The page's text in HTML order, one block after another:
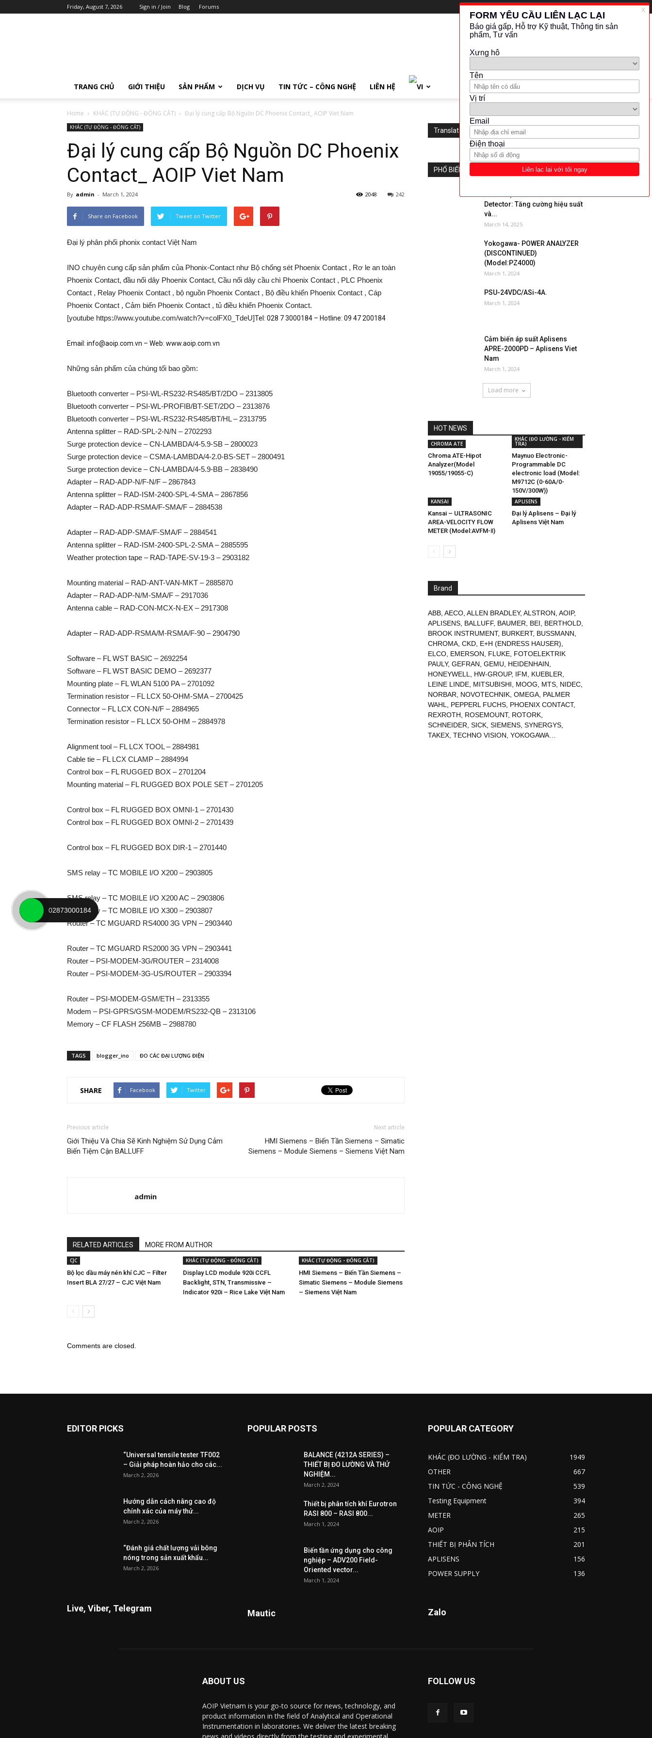
Friday, August 7, 2026 Sign in / Join Blog Forums
TRANG CHỦ GIỚI THIỆU SẢN PHẨM DỊCH VỤ TIN TỨC – CÔNG NGHỆ LIÊN HỆ
Home KHÁC (TỰ ĐỘNG - ĐÓNG CẮT) Đại lý cung cấp Bộ Nguồn DC Phoenix Contact_ AOIP Viet Nam
KHÁC (TỰ ĐỘNG - ĐÓNG CẮT)
Đại lý cung cấp Bộ Nguồn DC Phoenix
Contact_ AOIP Viet Nam
By admin - March 1, 2024 242
2048
Share on Facebook Tweet on Twitter
Đại lý phân phối phonix contact Việt Nam
INO chuyên cung cấp sản phẩm của Phonix-Contact như Bộ chống sét Phoenix Contact , Rơ le an toàn
Phoenix Contact, đầu nối dây Phoenix Contact, Cầu nối dây cầu chì Phoenix Contact , PLC Phoenix
Contact , Relay Phoenix Contact , bộ nguồn Phoenix Contact , Bộ điều khiển Phoenix Contact , Cáp
Phoenix Contact , Cảm biến Phoenix Contact , tủ điều khiển Phoenix Contact.
[youtube https://www.youtube.com/watch?v=colFX0_TdeU]Tel: 028 7 3000184 – Hotline: 09 47 200184
Email: info@aoip.com.vn – Web: www.aoip.com.vn
Những sản phẩm của chúng tối bao gồm:
Bluetooth converter – PSI-WL-RS232-RS485/BT/2DO – 2313805
Bluetooth converter – PSI-WL-PROFIB/BT-SET/2DO – 2313876
Bluetooth converter – PSI-WL-RS232-RS485/BT/HL – 2313795
Antenna splitter – RAD-SPL-2-N/N – 2702293
Surge protection device – CN-LAMBDA/4-5.9-SB – 2800023
Surge protection device – CSMA-LAMBDA/4-2.0-BS-SET – 2800491
Surge protection device – CN-LAMBDA/4-5.9-BB – 2838490
Adapter – RAD-ADP-N/F-N/F – 2867843
Antenna splitter – RAD-ISM-2400-SPL-4-SMA – 2867856
Adapter – RAD-ADP-RSMA/F-SMA/F – 2884538
Adapter – RAD-ADP-SMA/F-SMA/F – 2884541
Antenna splitter – RAD-ISM-2400-SPL-2-SMA – 2885595
Weather protection tape – RAD-TAPE-SV-19-3 – 2903182
Mounting material – RAD-ANT-VAN-MKT – 2885870
Adapter – RAD-ADP-N/M-SMA/F – 2917036
Antenna cable – RAD-CON-MCX-N-EX – 2917308
Adapter – RAD-ADP-RSMA/M-RSMA/F-90 – 2904790
Software – FL WST BASIC – 2692254
Software – FL WST BASIC DEMO – 2692377
Mounting plate – FL WLAN 5100 PA – 2701092
Termination resistor – FL LCX 50-OHM-SMA – 2700425
Connector – FL LCX CON-N/F – 2884965
Termination resistor – FL LCX 50-OHM – 2884978
Alignment tool – FL LCX TOOL – 2884981
Cable tie – FL LCX CLAMP – 2884994
Control box – FL RUGGED BOX – 2701204
Mounting material – FL RUGGED BOX POLE SET – 2701205
Control box – FL RUGGED BOX OMNI-1 – 2701430
Control box – FL RUGGED BOX OMNI-2 – 2701439
Control box – FL RUGGED BOX DIR-1 – 2701440
SMS relay – TC MOBILE I/O X200 – 2903805
SMS relay – TC MOBILE I/O X200 AC – 2903806
SMS relay – TC MOBILE I/O X300 – 2903807
Router – TC MGUARD RS4000 3G VPN – 2903440
Router – TC MGUARD RS2000 3G VPN – 2903441
Router – PSI-MODEM-3G/ROUTER – 2314008
Router – PSI-MODEM-3G-US/ROUTER – 2903394
Router – PSI-MODEM-GSM/ETH – 2313355
Modem – PSI-GPRS/GSM-MODEM/RS232-QB – 2313106
Memory – CF FLASH 256MB – 2988780
TAGS blogger_ino ĐO CÁC ĐẠI LƯỢNG ĐIỆN
SHARE Facebook Twitter
Previous article
Giới Thiệu Và Chia Sẽ Kinh Nghiệm Sử Dụng Cảm
Biến Tiệm Cận BALLUFF
Next article
HMI Siemens – Biến Tần Siemens – Simatic
Siemens – Module Siemens – Siemens Việt Nam
admin
RELATED ARTICLES MORE FROM AUTHOR
CJC
Bộ lọc dầu máy nén khí CJC – Filter
Insert BLA 27/27 – CJC Việt Nam
KHÁC (TỰ ĐỘNG - ĐÓNG CẮT)
Display LCD module 920i CCFL
Backlight, STN, Transmissive –
Indicator 920i – Rice Lake Việt Nam
KHÁC (TỰ ĐỘNG - ĐÓNG CẮT)
HMI Siemens – Biến Tần Siemens –
Simatic Siemens – Module Siemens
– Siemens Việt Nam
Comments are closed.
Translate this website
PHỔ BIẾN
Detector: Tăng cường hiệu suất
và...
March 14, 2025
Yokogawa- POWER ANALYZER
(DISCONTINUED)
(Model:PZ4000)
March 1, 2024
PSU-24VDC/ASi-4A.
March 1, 2024
Cảm biến áp suất Aplisens
APRE-2000PD – Aplisens Viet
Nam
March 1, 2024
Load more
HOT NEWS
CHROMA ATE
Chroma ATE-Hipot
Analyzer(Model
19055/19055-C)
KHÁC (ĐO LƯỜNG - KIỂM
TRA)
Maynuo Electronic-
Programmable DC
electronic load (Model:
M9712C (0-60A/0-
150V/300W))
KANSAI
Kansai – ULTRASONIC
AREA-VELOCITY FLOW
METER (Model:AVFM-Ⅱ)
APLISENS
Đại lý Aplisens – Đại lý
Aplisens Việt Nam
Brand
ABB AECO ALLEN BRADLEY, ALSTRON AOIP,
APLISENS BALLUFF, BAUMER BEI BERTHOLD
BROOK INSTRUMENT, BURKERT, BUSSMANN
CHROMA CKD E+H (ENDRESS HAUSER)
ELCO EMERSON FLUKE FOTOELEKTRIK
PAULY, GEFRAN GEMU HEIDENHAIN
HONEYWELL
HW-GROUP, IFM KUEBLER
LEINE LINDE MITSUBISHI MOOG MTS NIDEC
NORBAR
NOVOTECHNIK OMEGA PALMER
WAHL
PEPPERL FUCHS PHOENIX CONTACT,
REXROTH
ROSEMOUNT, ROTORK
SCHNEIDER SICK SIEMENS SYNERGYS
TAKEX TECHNO VISION YOKOGAWA
EDITOR PICKS
“Universal tensile tester TF002
– Giải pháp hoàn hảo cho các...
March 2, 2026
Hướng dẫn cách nâng cao độ
chính xác của máy thử...
March 2, 2026
“Đánh giá chất lượng vải bông
nóng trong sản xuất khẩu...
March 2, 2026
Live, Viber, Telegram
POPULAR POSTS
BALANCE (4212A SERIES) –
THIẾT BỊ ĐO LƯỜNG VÀ THỬ
NGHIỆM...
March 2, 2024
Thiết bị phân tích khí Eurotron
RASI 800 – RASI 800...
March 1, 2024
Biến tần ứng dụng cho công
nghiệp – ADV200 Field-
Oriented vector...
March 1, 2024
Mautic
POPULAR CATEGORY
KHÁC (ĐO LƯỜNG - KIỂM TRA)
1949
OTHER
667
TIN TỨC - CÔNG NGHỆ
539
Testing Equipment
394
METER
265
AOIP
215
THIẾT BỊ PHÂN TÍCH
201
APLISENS
156
POWER SUPPLY
136
Zalo
ABOUT US
AOIP Vietnam is your go-to source for news, technology, and
product information in the field of Analytical and Operational
Instrumentation in laboratories. We deliver the latest breaking
FOLLOW US
02873000184